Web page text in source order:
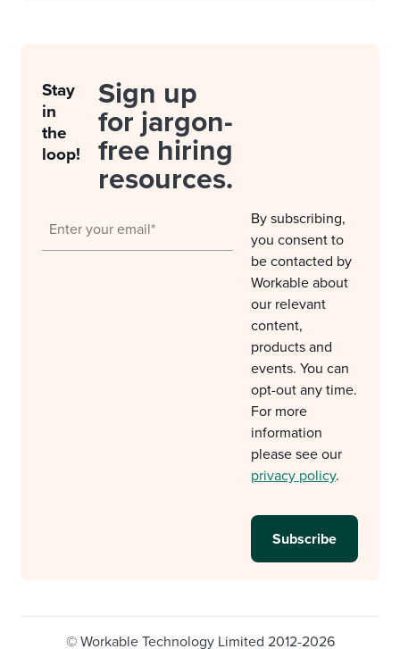
Stay
in
the
loop!
Sign up
for jargon-
free hiring
resources.
By subscribing,
you consent to
be contacted by
Workable about
our relevant
content,
products and
events. You can
opt-out any time.
For more
information
please see our
privacy policy.
© Workable Technology Limited 2012-2026